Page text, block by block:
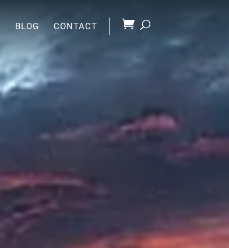
BLOG CONTACT